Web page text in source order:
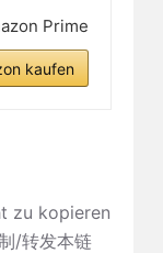
kaufen
zu kopieren
/转发本链